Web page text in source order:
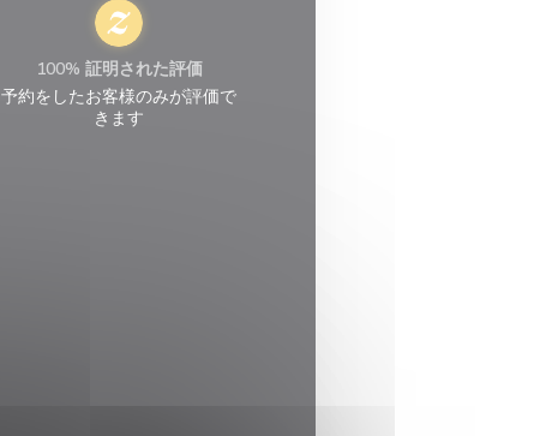
100% 証明された評価
予約をしたお客様のみが評価で
きます